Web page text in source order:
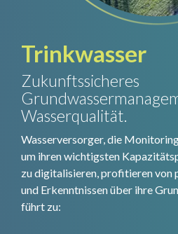
Trinkwasser
Zukunftssicheres
Wasserqualität.
Wasserversorger, die
um ihren wichtigsten
zu digitalisieren, profitieren von
und Erkenntnissen über ihre
führt zu: